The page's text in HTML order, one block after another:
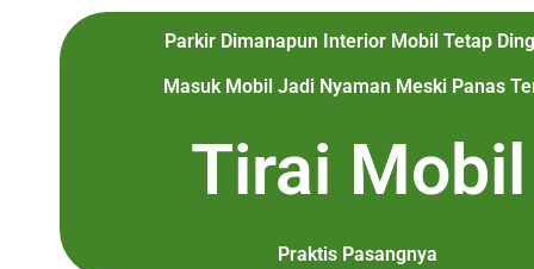
Parkir Dimanapun Interior Mobil Tetap
Masuk Mobil Jadi Nyaman Meski Panas
Tirai Mobil
Praktis Pasangnya